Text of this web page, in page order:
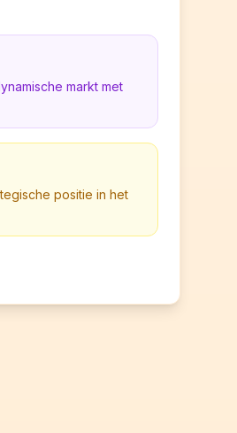
markt met
positie in het